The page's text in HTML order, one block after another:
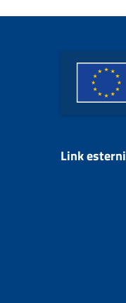
Link esterni